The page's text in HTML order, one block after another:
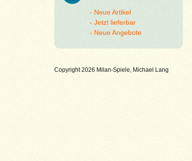
Neue Artikel
Jetzt lieferbar
Neue Angebote
Copyright 2026 Milan-Spiele, Michael Lang